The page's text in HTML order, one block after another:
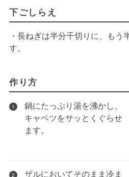
下ごしらえ
・長ねぎは半分千切りに、もう
す。
作り方
1
鍋にたっぷり湯を沸かし、
キャベツをサッとくぐらせ
ます。
2 ザルにおいてそのまま冷ま